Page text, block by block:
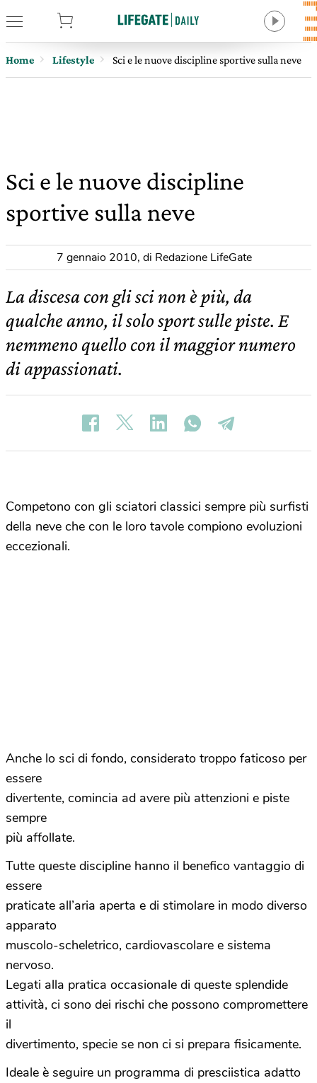
Home Lifestyle Sci e le nuove discipline sportive sulla neve
Sci e le nuove discipline
sportive sulla neve
7 gennaio 2010, di Redazione LifeGate
La discesa con gli sci non è più, da
qualche anno, il solo sport sulle piste. E
nemmeno quello con il maggior numero
di appassionati.
Competono con gli sciatori classici sempre più surfisti
della neve che con le loro tavole compiono evoluzioni
eccezionali.
Anche lo sci di fondo, considerato troppo faticoso per
essere
divertente, comincia ad avere più attenzioni e piste
sempre
più affollate.
Tutte queste discipline hanno il benefico vantaggio di
essere
praticate all’aria aperta e di stimolare in modo diverso
apparato
muscolo-scheletrico, cardiovascolare e sistema
nervoso.
Legati alla pratica occasionale di queste splendide
attività, ci sono dei rischi che possono compromettere
il
divertimento, specie se non ci si prepara fisicamente.
Ideale è seguire un programma di presciistica adatto